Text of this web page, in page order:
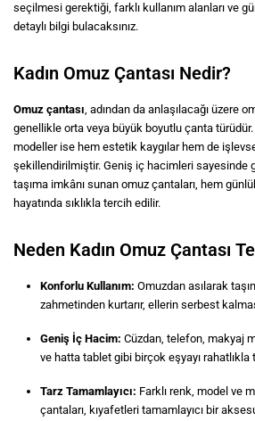
seçilmesi gerektiği, farklı kullanım alanları ve
detaylı bilgi bulacaksınız.
Kadın Omuz Çantası Nedir?
Omuz çantası, adından da anlaşılacağı üzere
genellikle orta veya büyük boyutlu çanta
modeller ise hem estetik kaygılar hem de
şekillendirilmiştir. Geniş iç hacimleri sayesinde
taşıma imkânı sunan omuz çantaları, hem
hayatında sıklıkla tercih edilir.
Neden Kadın Omuz Çantası
Konforlu Kullanım: Omuzdan asılarak
zahmetinden kurtarır, ellerin serbest
Geniş İç Hacim: Cüzdan, telefon, makyaj
ve hatta tablet gibi birçok eşyayı rahatlıkla
Tarz Tamamlayıcı: Farklı renk, model ve
çantaları, kıyafetleri tamamlayıcı bir